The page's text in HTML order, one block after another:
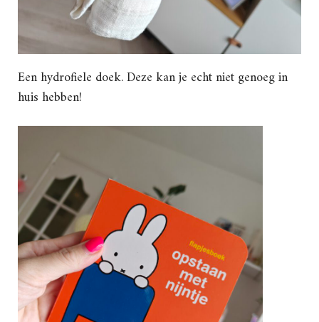
Een hydrofiele doek. Deze kan je echt niet genoeg in
huis hebben!